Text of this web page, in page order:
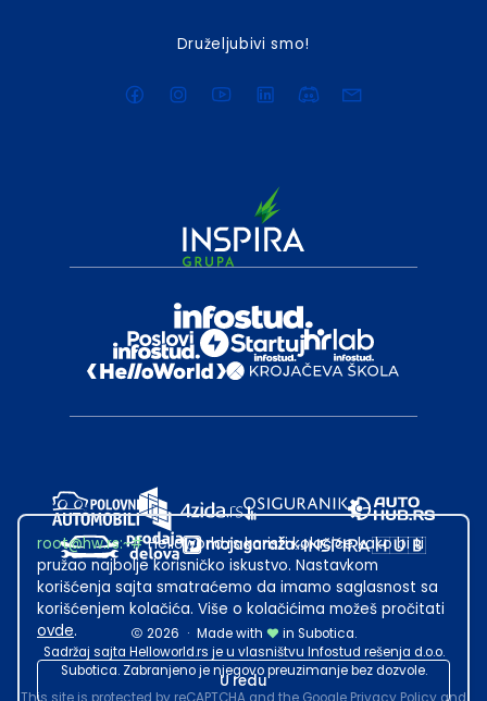
Druželjubivi smo!
2026 · Made with
in Subotica.
Sadržaj sajta Helloworld.rs je u vlasništvu Infostud rešenja d.o.o.
Subotica. Zabranjeno je njegovo preuzimanje bez dozvole.
root@hw.rs:~#Helloworld.rs koristi kolačiće kako bi ti
pružao najbolje korisničko iskustvo. Nastavkom
korišćenja sajta smatraćemo da imamo saglasnost sa
korišćenjem kolačića. Više o kolačićima možeš pročitati
ovde.
U redu